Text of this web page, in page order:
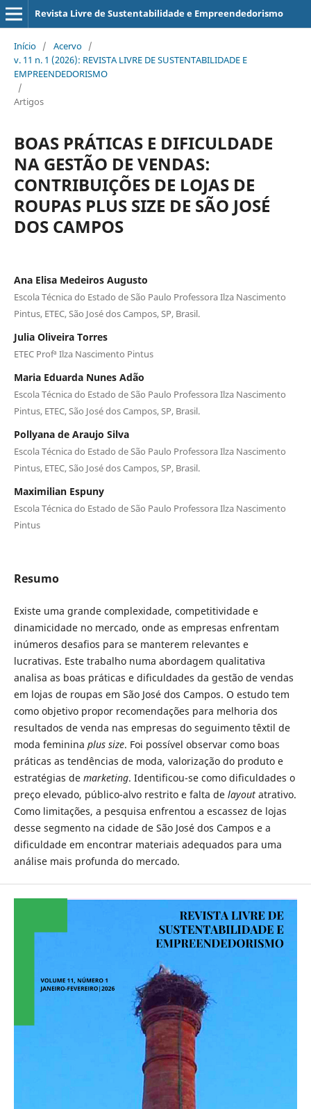
Revista Livre de Sustentabilidade e Empreendedorismo
Início / Acervo /
v. 11 n. 1 (2026): REVISTA LIVRE DE SUSTENTABILIDADE E
EMPREENDEDORISMO
/
Artigos
BOAS PRÁTICAS E DIFICULDADE
NA GESTÃO DE VENDAS:
CONTRIBUIÇÕES DE LOJAS DE
ROUPAS PLUS SIZE DE SÃO JOSÉ
DOS CAMPOS
Ana Elisa Medeiros Augusto
Escola Técnica do Estado de São Paulo Professora Ilza Nascimento
Pintus, ETEC, São José dos Campos, SP, Brasil.
Julia Oliveira Torres
ETEC Profª Ilza Nascimento Pintus
Maria Eduarda Nunes Adão
Escola Técnica do Estado de São Paulo Professora Ilza Nascimento
Pintus, ETEC, São José dos Campos, SP, Brasil.
Pollyana de Araujo Silva
Escola Técnica do Estado de São Paulo Professora Ilza Nascimento
Pintus, ETEC, São José dos Campos, SP, Brasil.
Maximilian Espuny
Escola Técnica do Estado de São Paulo Professora Ilza Nascimento
Pintus
Resumo
Existe uma grande complexidade, competitividade e
dinamicidade no mercado, onde as empresas enfrentam
inúmeros desafios para se manterem relevantes e
lucrativas. Este trabalho numa abordagem qualitativa
analisa as boas práticas e dificuldades da gestão de vendas
em lojas de roupas em São José dos Campos. O estudo tem
como objetivo propor recomendações para melhoria dos
resultados de venda nas empresas do seguimento têxtil de
moda feminina plus size. Foi possível observar como boas
práticas as tendências de moda, valorização do produto e
estratégias de marketing. Identificou-se como dificuldades o
preço elevado, público-alvo restrito e falta de layout atrativo.
Como limitações, a pesquisa enfrentou a escassez de lojas
desse segmento na cidade de São José dos Campos e a
dificuldade em encontrar materiais adequados para uma
análise mais profunda do mercado.